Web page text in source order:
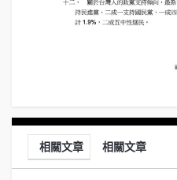
相關文章 相關文章